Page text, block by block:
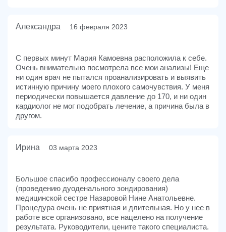
Александра 16 февраля 2023
С первых минут Мария Камоевна расположила к себе.
Очень внимательно посмотрела все мои анализы! Еще
ни один врач не пытался проанализировать и выявить
истинную причину моего плохого самочувствия. У меня
периодически повышается давление до 170, и ни один
кардиолог не мог подобрать лечение, а причина была в
другом.
Ирина 03 марта 2023
Большое спасибо профессионалу своего дела
(проведению дуоденального зондирования)
медицинской сестре Назаровой Нине Анатольевне.
Процедура очень не приятная и длительная. Но у нее в
работе все организовано, все нацелено на получение
результата. Руководители, цените такого специалиста.